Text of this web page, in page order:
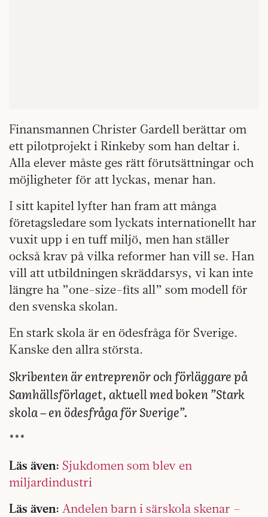
Finansmannen Christer Gardell berättar om
ett pilotprojekt i Rinkeby som han deltar i.
Alla elever måste ges rätt förutsättningar och
möjligheter för att lyckas, menar han.
I sitt kapitel lyfter han fram att många
företagsledare som lyckats internationellt har
vuxit upp i en tuff miljö, men han ställer
också krav på vilka reformer han vill se. Han
vill att utbildningen skräddarsys, vi kan inte
längre ha ”one-size-fits all” som modell för
den svenska skolan.
En stark skola är en ödesfråga för Sverige.
Kanske den allra största.
Skribenten är entreprenör och förläggare på
Samhällsförlaget, aktuell med boken ”Stark
skola – en ödesfråga för Sverige”.
***
Läs även: Sjukdomen som blev en
miljardindustri
Läs även: Andelen barn i särskola skenar –